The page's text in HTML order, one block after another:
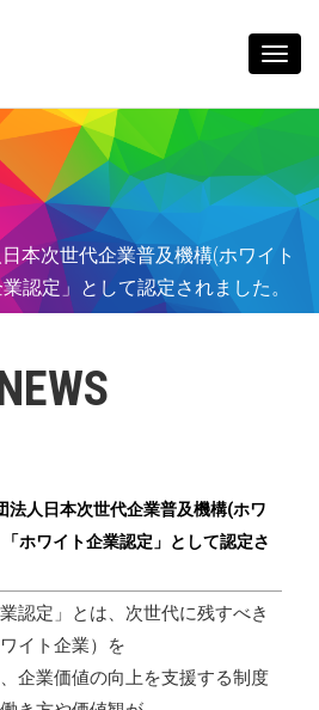
本次世代企業普及機構(ホワイト
認定」として認定されました。
法人日本次世代企業普及機構(ホワ
ホワイト企業認定」として認定さ
業認定」とは、次世代に残すべき
イト企業）を
企業価値の向上を支援する制度